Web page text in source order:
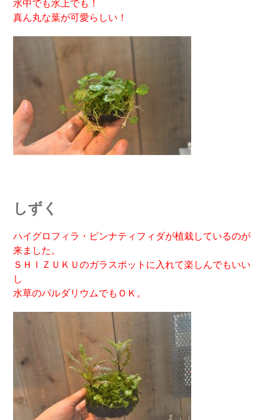
水中でも水上でも！
真ん丸な葉が可愛らしい！
しずく
ハイグロフィラ・ピンナティフィダが植栽しているのが
来ました。
ＳＨＩＺＵＫＵのガラスポットに入れて楽しんでもいい
し
水草のパルダリウムでもＯＫ。